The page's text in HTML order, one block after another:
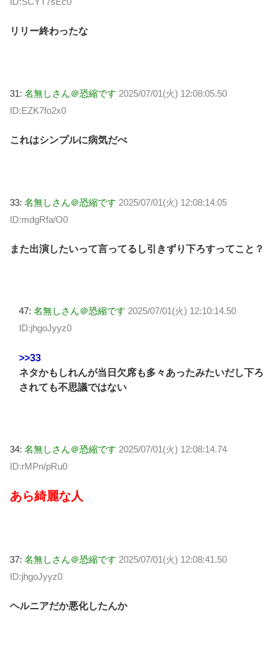
リリー終わったな
31: 名無しさん＠恐縮です 2025/07/01(火) 12:08:05.50
ID:EZK7fo2x0
これはシンプルに病気だべ
33: 名無しさん＠恐縮です 2025/07/01(火) 12:08:14.05
ID:mdgRfa/O0
また出演したいって言ってるし引きずり下ろすってこと？
47: 名無しさん＠恐縮です 2025/07/01(火) 12:10:14.50
ID:jhgoJyyz0
>>33
ネタかもしれんが当日欠席も多々あったみたいだし下ろ
されても不思議ではない
34: 名無しさん＠恐縮です 2025/07/01(火) 12:08:14.74
ID:rMPn/pRu0
あら綺麗な人
37: 名無しさん＠恐縮です 2025/07/01(火) 12:08:41.50
ID:jhgoJyyz0
ヘルニアだか悪化したんか